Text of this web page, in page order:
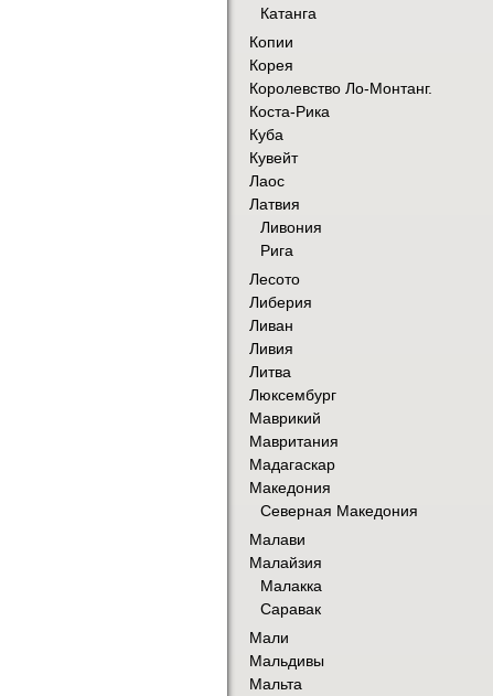
Катанга
Копии
Корея
Королевство Ло-Монтанг.
Коста-Рика
Куба
Кувейт
Лаос
Латвия
Ливония
Рига
Лесото
Либерия
Ливан
Ливия
Литва
Люксембург
Маврикий
Мавритания
Мадагаскар
Македония
Северная Македония
Малави
Малайзия
Малакка
Саравак
Мали
Мальдивы
Мальта